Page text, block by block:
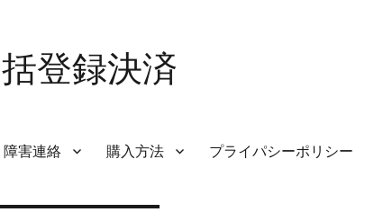
登録決済
障害連絡 購入方法 プライパシーポリシー